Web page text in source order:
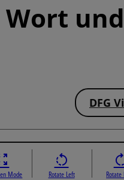
und
DFG
Mode Rotate Left Rotate